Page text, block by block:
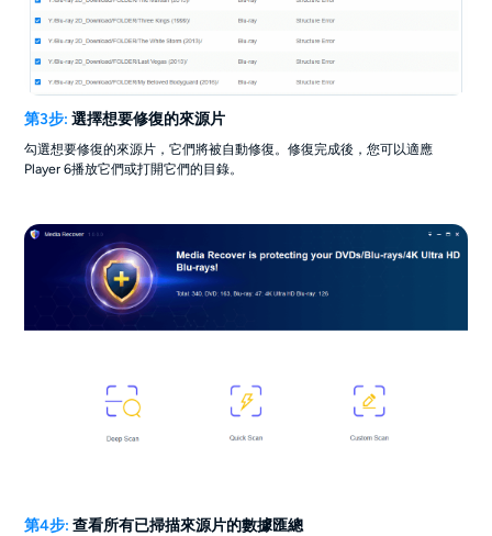
第3步: 選擇想要修復的來源片
勾選想要修復的來源片，它們將被自動修復。修復完成後，您可以適應
Player 6播放它們或打開它們的目錄。
第4步: 查看所有已掃描來源片的數據匯總